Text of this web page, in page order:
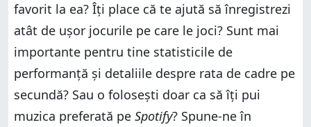
favorit la ea? Îți place că te ajută să înregistrezi
atât de ușor jocurile pe care le joci? Sunt mai
importante pentru tine statisticile de
performanță și detaliile despre rata de cadre pe
secundă? Sau o folosești doar ca să îți pui
muzica preferată pe Spotify? Spune-ne în